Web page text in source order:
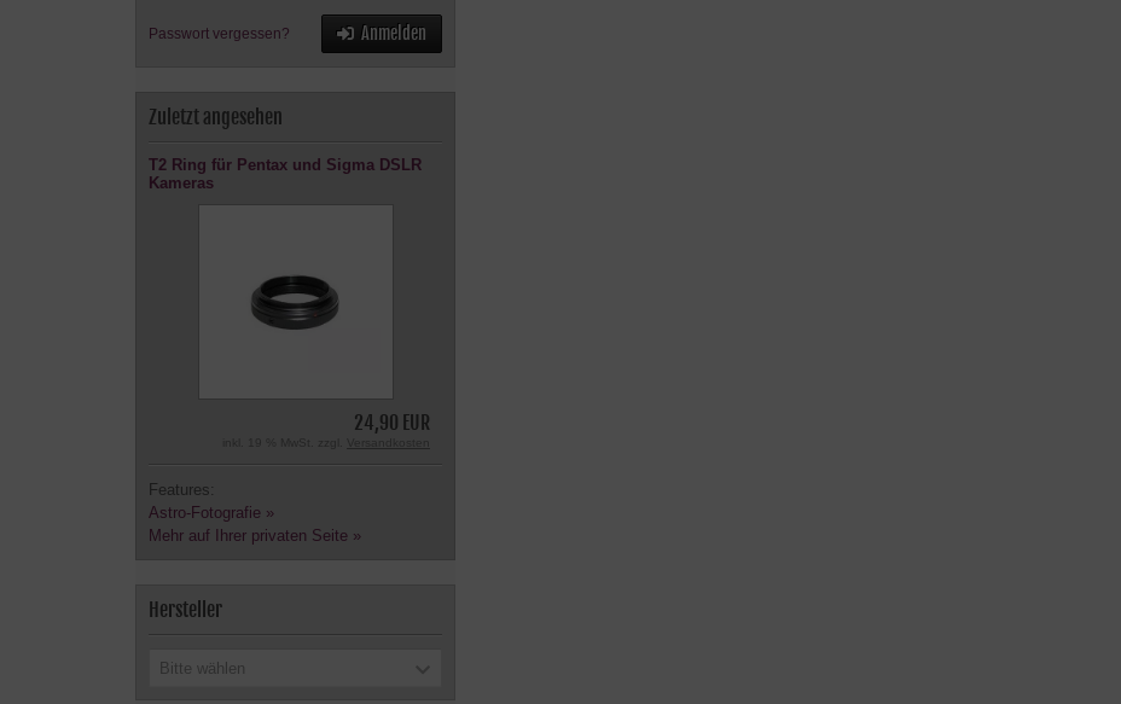
Passwort vergessen? Anmelden
Zuletzt angesehen
T2 Ring für Pentax und Sigma DSLR
Kameras
24,90 EUR
inkl. 19 % MwSt. zzgl.
Features:
Astro-Fotografie »
Mehr auf Ihrer privaten Seite »
Hersteller
Bitte wählen